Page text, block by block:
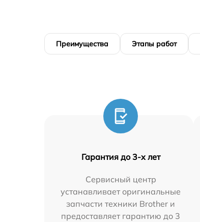
Преимущества Этапы работ
Гарантия до 3-х лет
Сервисный центр
устанавливает оригинальные
запчасти техники Brother и
предоставляет гарантию до 3